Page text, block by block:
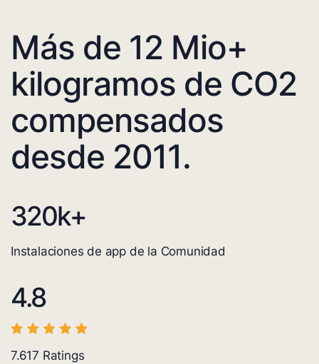
Más de 12 Mio+
kilogramos de CO2
compensados
desde 2011.
320k+
Instalaciones de app de la Comunidad
4.8
7.617 Ratings